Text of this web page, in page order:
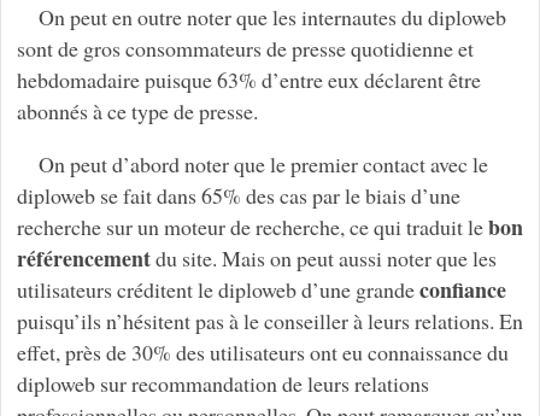
On peut en outre noter que les internautes du diploweb
sont de gros consommateurs de presse quotidienne et
hebdomadaire puisque 63% d’entre eux déclarent être
abonnés à ce type de presse.
On peut d’abord noter que le premier contact avec le
diploweb se fait dans 65% des cas par le biais d’une
recherche sur un moteur de recherche, ce qui traduit lebon
référencementdu site. Mais on peut aussi noter que les
utilisateurs créditent le diploweb d’une grandeconfiance
puisqu’ils n’hésitent pas à le conseiller à leurs relations. En
effet, près de 30% des utilisateurs ont eu connaissance du
diploweb sur recommandation de leurs relations